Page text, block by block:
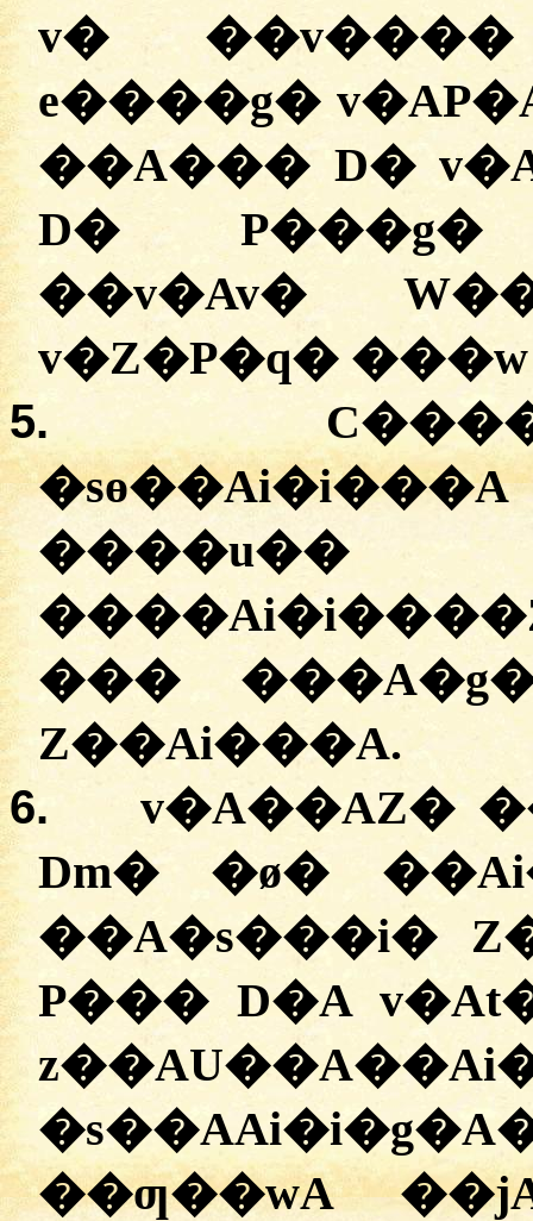
v�
e����g�
��A��� D�
D� P���g�
��v�Av�
v�Z�P�q� ���w
5.
���
Z��Ai���A.
6.
v�A��AZ�
Dm� �ø�
��A�s���i�
P��� D�A
��ƣ��wA